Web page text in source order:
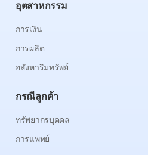
อุตสาหกรรม
การเงิน
การผลิต
อสังหาริมทรัพย์
กรณีลูกค้า
ทรัพยากรบุคคล
การแพทย์